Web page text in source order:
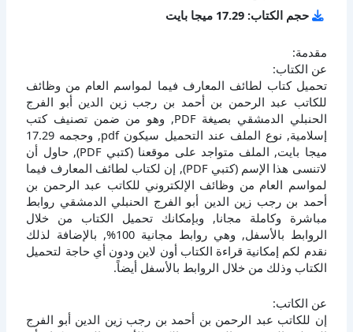
حجم الكتاب: 17.29 ميجا بايت
مقدمة:
عن الكتاب:
تحميل كتاب لطائف المعارف فيما لمواسم العام من وظائف
للكاتب عبد الرحمن بن أحمد بن رجب زين الدين أبو الفرج
الحنبلي الدمشقي بصيغة PDF, وهو من ضمن تصنيف كتب
إسلامية, نوع الملف عند التحميل سيكون pdf, وحجمه 17.29
ميجا بايت, الملف متواجد على موقعنا (كتبي PDF), حاول أن
لاتنسى هذا الإسم (كتبي PDF), إن لكتاب لطائف المعارف فيما
لمواسم العام من وظائف الإلكتروني للكاتب عبد الرحمن بن
أحمد بن رجب زين الدين أبو الفرج الحنبلي الدمشقي روابط
مباشرة وكاملة مجانا, وبإمكانك تحميل الكتاب من خلال
الروابط بالأسفل, وهي روابط مجانية 100%, بالإضافة لذلك
نقدم لكم إمكانية قراءة الكتاب أون لاين ودون أي حاجة لتحميل
الكتاب وذلك من خلال الروابط بالأسفل أيضاً.
عن الكاتب:
إن للكاتب عبد الرحمن بن أحمد بن رجب زين الدين أبو الفرج